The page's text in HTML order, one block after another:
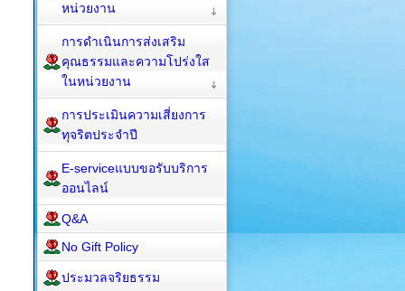
หน่วยงาน
การดำเนินการส่งเสริม
คุณธรรมและความโปร่งใส
ในหน่วยงาน
การประเมินความเสี่ยงการ
ทุจริตประจำปี
E-serviceแบบขอรับบริการ
ออนไลน์
Q&A
No Gift Policy
ประมวลจริยธรรม